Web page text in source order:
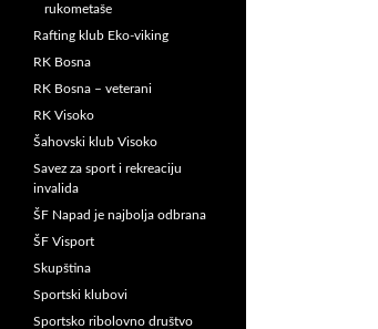
rukometaše
Rafting klub Eko-viking
RK Bosna
RK Bosna – veterani
RK Visoko
Šahovski klub Visoko
Savez za sport i rekreaciju
invalida
ŠF Napad je najbolja odbrana
ŠF Visport
Skupština
Sportski klubovi
Sportsko ribolovno društvo